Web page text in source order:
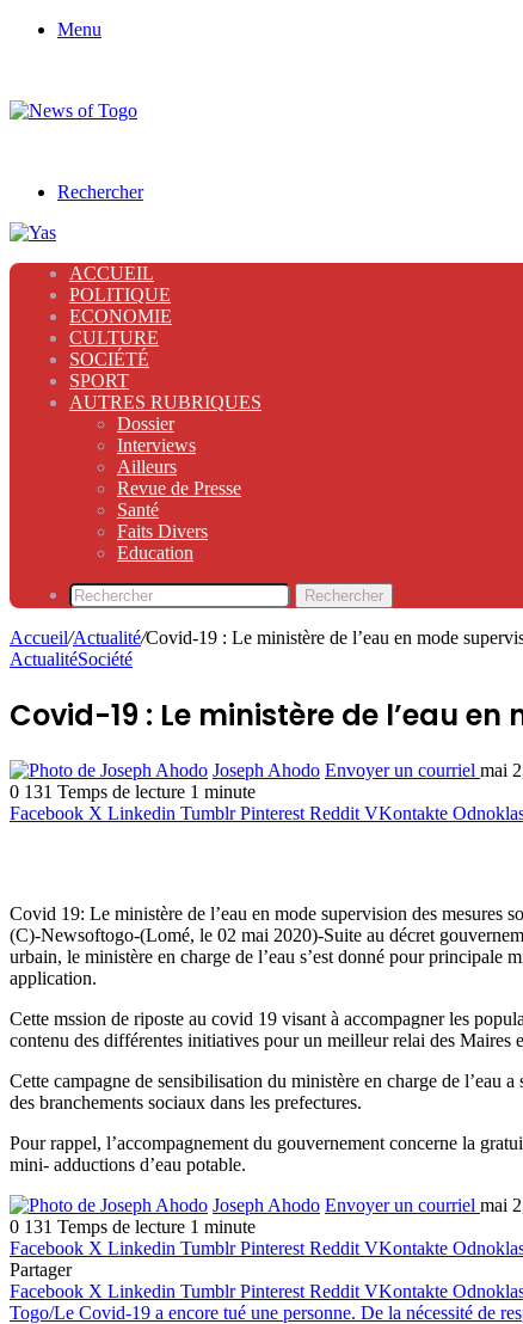
Menu
Rechercher
ACCUEIL
POLITIQUE
ECONOMIE
CULTURE
SOCIÉTÉ
SPORT
AUTRES RUBRIQUES
Dossier
Interviews
Ailleurs
Revue de Presse
Santé
Faits Divers
Education
Rechercher
Accueil/Actualité/Covid-19 : Le ministère de l’eau en mode
ActualitéSociété
Covid-19 : Le ministère de l’eau
Joseph Ahodo Envoyer un courriel mai
0 131 Temps de lecture 1 minute
Facebook X Linkedin Tumblr Pinterest Reddit VKontakte
Covid 19: Le ministère de l’eau en mode supervision des mesures
(C)-Newsoftogo-(Lomé, le 02 mai 2020)-Suite au décret
urbain, le ministère en charge de l’eau s’est donné pour principale
application.
Cette mssion de riposte au covid 19 visant à accompagner les
contenu des différentes initiatives pour un meilleur relai des Maires
Cette campagne de sensibilisation du ministère en charge de l’eau
des branchements sociaux dans les prefectures.
Pour rappel, l’accompagnement du gouvernement concerne la
mini- adductions d’eau potable.
Joseph Ahodo Envoyer un courriel mai
0 131 Temps de lecture 1 minute
Facebook X Linkedin Tumblr Pinterest Reddit VKontakte
Partager
Facebook X Linkedin Tumblr Pinterest Reddit VKontakte
Togo/Le Covid-19 a encore tué une personne. De la nécessité de